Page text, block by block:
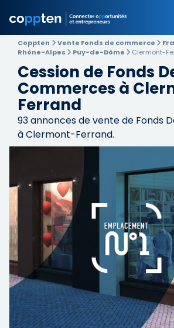
Coppten Vente Fonds de commerce
Rhône-Alpes
Puy-de-Dôme Clermont-
Cession de Fonds
Commerces à
Ferrand
93annonces de vente de Fonds
à Clermont-Ferrand.